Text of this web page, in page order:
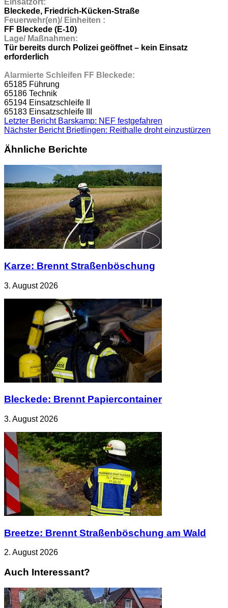
Bleckede, Friedrich-Kücken-Straße
Feuerwehr(en)/ Einheiten :
FF Bleckede (E-10)
Lage/ Maßnahmen:
Tür bereits durch Polizei geöffnet – kein Einsatz
erforderlich
Alarmierte Schleifen FF Bleckede:
65185 Führung
65186 Technik
65194 Einsatzschleife II
65183 Einsatzschleife III
Letzter BerichtBarskamp: NEF festgefahren
Nächster BerichtBrietlingen: Reithalle droht einzustürzen
Ähnliche Berichte
Karze: Brennt Straßenböschung
3. August 2026
Bleckede: Brennt Papiercontainer
3. August 2026
Breetze: Brennt Straßenböschung am Wald
2. August 2026
Auch Interessant?